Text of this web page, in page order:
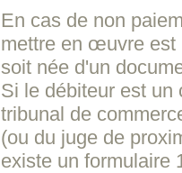
En cas de non
mettre en œuvre est
soit née d'un
Si le débiteur est un
tribunal de
(ou du juge de
existe un formulaire